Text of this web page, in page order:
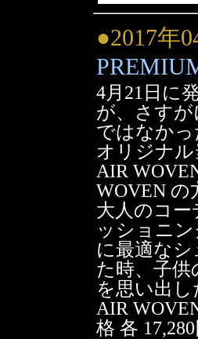
●2017年
4月21日に
が、さすが
ではなか
オリジナ
AIR
WOVEN
大人のコ
ッショニ
に最適な
た時、子
を思い出
AIR
格 各